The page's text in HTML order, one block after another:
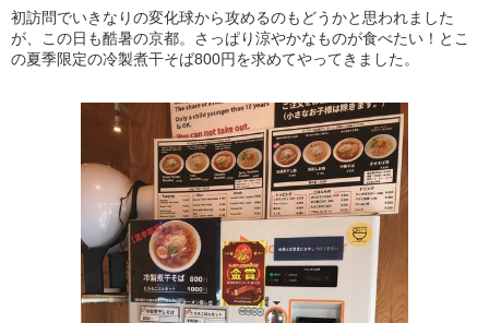
初訪問でいきなりの変化球から攻めるのもどうかと思われました
が、この日も酷暑の京都。さっぱり涼やかなものが食べたい！とこ
の夏季限定の冷製煮干そば800円を求めてやってきました。